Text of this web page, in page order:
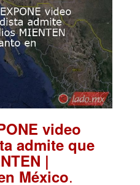
video
admite que
|
México.